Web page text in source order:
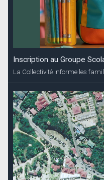
Inscription au Groupe
La Collectivité informe les